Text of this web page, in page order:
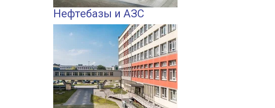
Нефтебазы и АЗС